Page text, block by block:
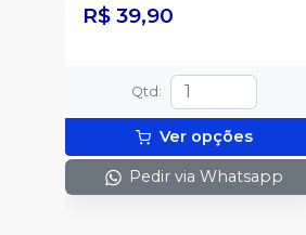
R$ 39,90
Qtd :
Ver opções
Pedir via Whatsapp